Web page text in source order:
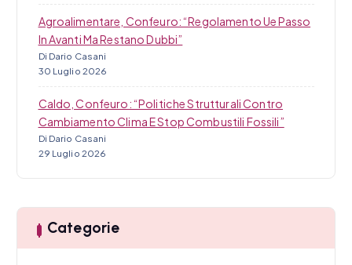
Agroalimentare, Confeuro: “Regolamento Ue Passo
In Avanti Ma Restano Dubbi”
Di Dario Casani
30 Luglio 2026
Caldo, Confeuro: “Politiche Strutturali Contro
Cambiamento Clima E Stop Combustili Fossili”
Di Dario Casani
29 Luglio 2026
Categorie